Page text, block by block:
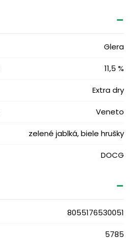
Glera
11,5 %
Extra dry
Veneto
zelené jablká, biele hrušky
DOCG
8055176530051
5785